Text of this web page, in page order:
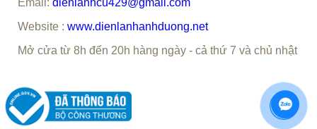
Email: dienlanhcu429@gmail.com
Website : www.dienlanhanhduong.net
Mở cửa từ 8h đến 20h hàng ngày - cả thứ 7 và chủ nhật